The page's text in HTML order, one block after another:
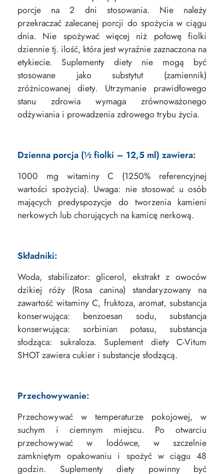
porcje na 2 dni stosowania. Nie należy
przekraczać zalecanej porcji do spożycia w ciągu
dnia. Nie spożywać więcej niż połowę fiolki
dziennie tj. ilość, która jest wyraźnie zaznaczona na
etykiecie. Suplementy diety nie mogą być
stosowane jako substytut (zamiennik)
zróżnicowanej diety. Utrzymanie prawidłowego
stanu zdrowia wymaga zrównoważonego
odżywiania i prowadzenia zdrowego trybu życia.
Dzienna porcja (½ fiolki – 12,5 ml) zawiera:
1000 mg witaminy C (1250% referencyjnej
wartości spożycia). Uwaga: nie stosować u osób
mających predyspozycje do tworzenia kamieni
nerkowych lub chorujących na kamicę nerkową.
Składniki:
Woda, stabilizator: glicerol, ekstrakt z owoców
dzikiej róży (Rosa canina) standaryzowany na
zawartość witaminy C, fruktoza, aromat, substancja
konserwująca: benzoesan sodu, substancja
konserwująca: sorbinian potasu, substancja
słodząca: sukraloza. Suplement diety C-Vitum
SHOT zawiera cukier i substancje słodzącą.
Przechowywanie:
Przechowywać w temperaturze pokojowej, w
suchym i ciemnym miejscu. Po otwarciu
przechowywać w lodówce, w szczelnie
zamkniętym opakowaniu i spożyć w ciągu 48
godzin. Suplementy diety powinny być